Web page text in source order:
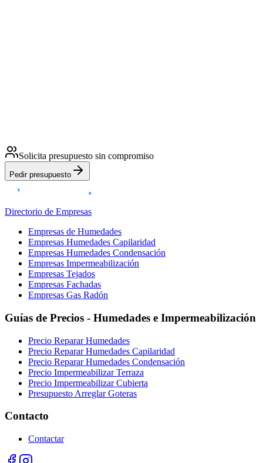
Solicita presupuesto sin compromiso
Pedir presupuesto
Directorio de Empresas
Empresas de Humedades
Empresas Humedades Capilaridad
Empresas Humedades Condensación
Empresas Impermeabilización
Empresas Tejados
Empresas Fachadas
Empresas Gas Radón
Guías de Precios - Humedades e Impermeabilización
Precio Reparar Humedades
Precio Reparar Humedades Capilaridad
Precio Reparar Humedades Condensación
Precio Impermeabilizar Terraza
Precio Impermeabilizar Cubierta
Presupuesto Arreglar Goteras
Contacto
Contactar